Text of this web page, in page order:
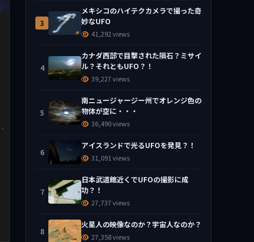
3
メキシコのハイテクカメラで撮った奇
妙なUFO
41,292 views
4
カナダ西部で目撃された隕石？ミサイ
ル？それともUFO？！
39,227 views
5
南ニュージャージー州でオレンジ色の
物体が空に・・・
36,490 views
6
アイスランドで光るUFOを発見？！
31,091 views
7
日本武道館近くでUFOの撮影に成
功？！
27,737 views
8
火星人の映像なのか？宇宙人なのか？
27,358 views